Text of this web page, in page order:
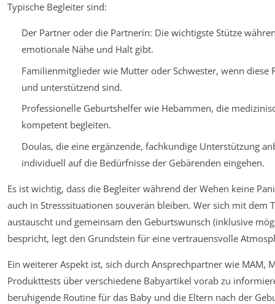
Typische Begleiter sind:
Der Partner oder die Partnerin: Die wichtigste Stütze
emotionale Nähe und Halt gibt.
Familienmitglieder wie Mutter oder Schwester, wenn diese
und unterstützend sind.
Professionelle Geburtshelfer wie Hebammen, die
kompetent begleiten.
Doulas, die eine ergänzende, fachkundige Unterstützung
individuell auf die Bedürfnisse der Gebärenden eingehen.
Es ist wichtig, dass die Begleiter während der Wehen keine
auch in Stresssituationen souverän bleiben. Wer sich mit dem
austauscht und gemeinsam den Geburtswunsch (inklusive
bespricht, legt den Grundstein für eine vertrauensvolle
Ein weiterer Aspekt ist, sich durch Ansprechpartner wie MAM,
Produkttests über verschiedene Babyartikel vorab zu
beruhigende Routine für das Baby und die Eltern nach der